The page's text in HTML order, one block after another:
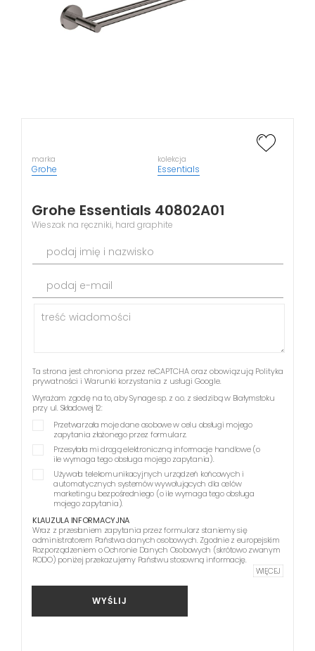
marka
Grohe
kolekcja
Essentials
Grohe Essentials 40802A01
Wieszak na ręczniki, hard graphite
podaj imię i nazwisko
podaj e-mail
Ta strona jest chroniona przez reCAPTCHA oraz obowiązują Polityka
prywatności i Warunki korzystania z usługi Google.
Wyrażam zgodę na to, aby Synage sp. z o.o. z siedzibą w Białymstoku
przy ul. Składowej 12:
Przetwarzała moje dane osobowe w celu obsługi mojego
zapytania złożonego przez formularz.
Przesyłała mi drogą elektroniczną informacje handlowe (o
ile wymaga tego obsługa mojego zapytania).
Używała telekomunikacyjnych urządzeń końcowych i
automatycznych systemów wywołujących dla celów
marketingu bezpośredniego (o ile wymaga tego obsługa
mojego zapytania).
KLAUZULA INFORMACYJNA
Wraz z przesłaniem zapytania przez formularz staniemy się
administratorem Państwa danych osobowych. Zgodnie z europejskim
Rozporządzeniem o Ochronie Danych Osobowych (skrótowo zwanym
RODO) poniżej przekazujemy Państwu stosowną informację.
WIĘCEJ
WYŚLIJ